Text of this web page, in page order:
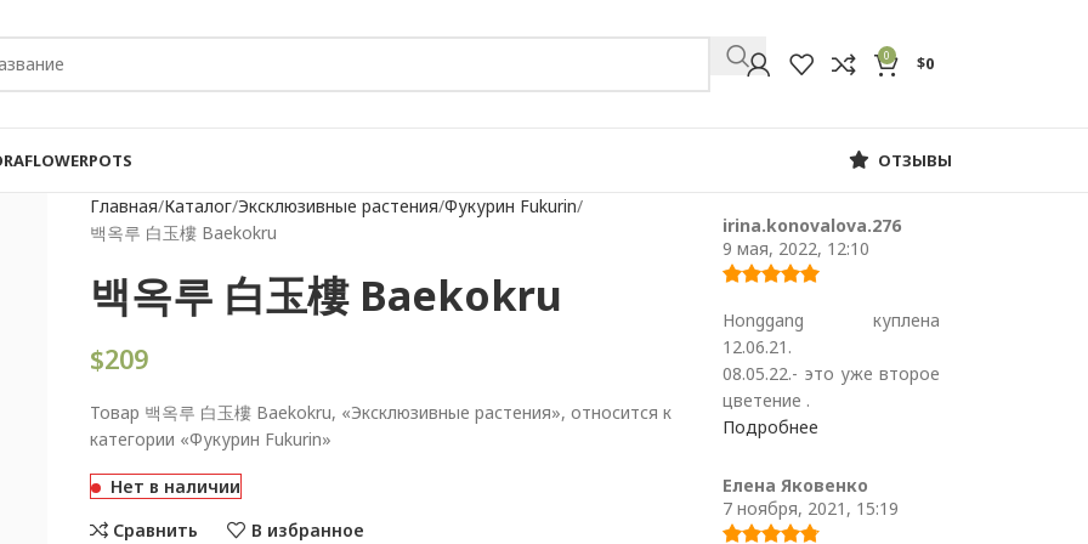
0 $0
FLOWERPOTS ОТЗЫВЫ
Главная Каталог Эксклюзивные растения Фукурин Fukurin
백옥루 白玉樓 Baekokru
백옥루 白玉樓 Baekokru
$209
Товар 백옥루 白玉樓 Baekokru, «Эксклюзивные растения», относится к
категории «Фукурин Fukurin»
Нет в наличии
Сравнить
В избранное
irina.konovalova.276
9 мая, 2022, 12:10
Honggang куплена
12.06.21.
08.05.22.- это уже второе
цветение .
Подробнее
Елена Яковенко
7 ноября, 2021, 15:19